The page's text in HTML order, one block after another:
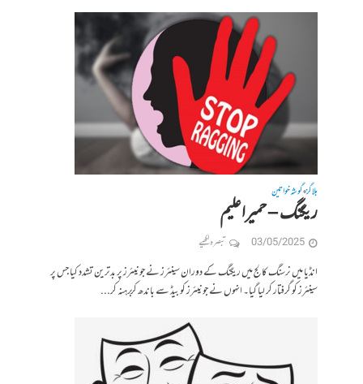
بلاگز•گوشہ خواتین
ریگنگ – حمیراعلیم
03/05/2025 تبصرہ لکھیے
انڈیا میں نرسنگ کالج میں ریگنگ کے دوران سینئرز نے جونیئرز پر بدترین تشدد کیا جس پر
سینئرز کو گرفتار کر لیا گیا۔ انہوں نے جونیئرز کو بیڈ سے باندھ کر برہنہ کر...